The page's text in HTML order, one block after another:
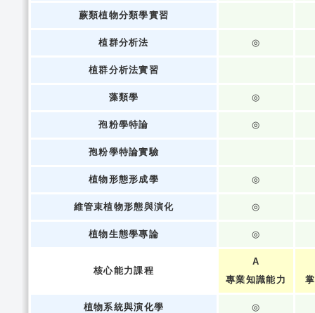
蕨類植物分類學實習
植群分析法 ◎
植群分析法實習
藻類學 ◎
孢粉學特論 ◎
孢粉學特論實驗
植物形態形成學 ◎
維管束植物形態與演化 ◎
植物生態學專論 ◎
核心能力課程
A
專業知識能力
植物系統與演化學 ◎